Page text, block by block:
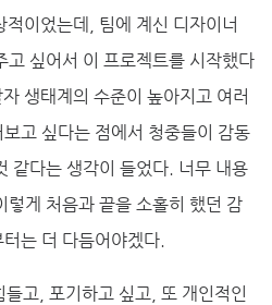
적이었는데, 팀에 계신 디자이너
고 싶어서 이 프로젝트를 시작했다
생태계의 수준이 높아지고 여러
고 싶다는 점에서 청중들이 감동
같다는 생각이 들었다. 너무 내용
렇게 처음과 끝을 소홀히 했던 감
는 더 다듬어야겠다.
고, 포기하고 싶고, 또 개인적인